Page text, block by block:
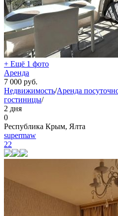
+ Ещё 1 фото
Аренда
7 000 руб.
Недвижимость/Аренда
гостиницы/
2 дня
0
Республика Крым, Ялта
supermaw
22